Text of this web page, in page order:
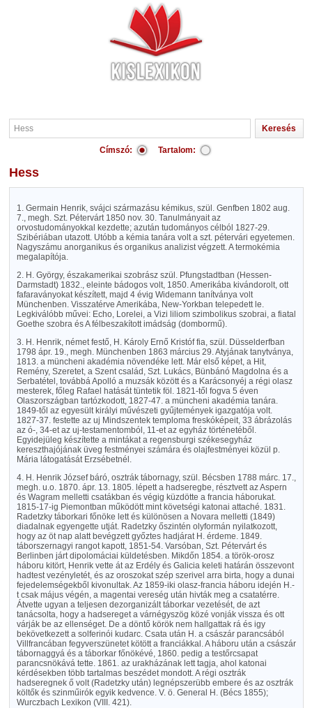
Címszó: Tartalom:
Hess
1. Germain Henrik, svájci származásu kémikus, szül. Genfben 1802 aug.
7., megh. Szt. Pétervárt 1850 nov. 30. Tanulmányait az
orvostudományokkal kezdette; azután tudományos célból 1827-29.
Szibériában utazott. Utóbb a kémia tanára volt a szt. pétervári egyetemen.
Nagyszámu anorganikus és organikus analizist végzett. A termokémia
megalapítója.
2. H. György, északamerikai szobrász szül. Pfungstadtban (Hessen-
Darmstadt) 1832., eleinte bádogos volt, 1850. Amerikába kivándorolt, ott
fafaraványokat készített, majd 4 évig Widemann tanítványa volt
Münchenben. Visszatérve Amerikába, New-Yorkban telepedett le.
Legkiválóbb művei: Echo, Lorelei, a Vizi liliom szimbolikus szobrai, a fiatal
Goethe szobra és A félbeszakított imádság (dombormű).
3. H. Henrik, német festő, H. Károly Ernő Kristóf fia, szül. Düsselderfban
1798 ápr. 19., megh. Münchenben 1863 március 29. Atyjának tanytványa,
1813. a müncheni akadémia növendéke lett. Már első képet, a Hit,
Remény, Szeretet, a Szent család, Szt. Lukács, Bünbánó Magdolna és a
Serbatétel, továbbá Apolló a muzsák között és a Karácsonyéj a régi olasz
mesterek, főleg Rafael hatását tüntetik föl. 1821-től fogva 5 éven
Olaszországban tartózkodott, 1827-47. a müncheni akadémia tanára.
1849-től az egyesült királyi művészeti gyűjtemények igazgatója volt.
1827-37. festette az uj Mindszentek temploma freskóképeit, 33 ábrázolás
az ó-, 34-et az uj-testamentomból, 11-et az egyház történetéből.
Egyidejüleg készítette a mintákat a regensburgi székesegyház
kereszthajójának üveg festményei számára és olajfestményei közül p.
Mária látogatását Erzsébetnél.
4. H. Henrik József báró, osztrák tábornagy, szül. Bécsben 1788 márc. 17.,
megh. u.o. 1870. ápr. 13. 1805. lépett a hadseregbe, résztvett az Aspern
és Wagram melletti csatákban és végig küzdötte a francia háborukat.
1815-17-ig Piemontban működött mint követségi katonai attaché. 1831.
Radetzky táborkari főnöke lett és különösen a Novara melletti (1849)
diadalnak egyengette utját. Radetzky őszintén olyformán nyilatkozott,
hogy az öt nap alatt bevégzett győztes hadjárat H. érdeme. 1849.
táborszernagyi rangot kapott, 1851-54. Varsóban, Szt. Pétervárt és
Berlinben járt dipolomáciai küldetésben. Mikdőn 1854. a török-orosz
háboru kitört, Henrik vette át az Erdély és Galicia keleti határán összevont
hadtest vezényletét, és az oroszokat szép szerivel arra birta, hogy a dunai
fejedelemségekből kivonultak. Az 1859-iki olasz-francia háboru idején H.-
t csak május végén, a magentai vereség után hivták meg a csatatérre.
Átvette ugyan a teljesen dezorganizált táborkar vezetését, de azt
tanácsolta, hogy a hadsereget a várnégyszög közé vonják vissza és ott
várják be az ellenséget. De a döntő körök nem hallgattak rá és igy
bekövetkezett a solferinói kudarc. Csata után H. a császár parancsából
Villfrancában fegyverszünetet kötött a franciákkal. A háboru után a császár
tábornaggyá és a táborkar főnökévé, 1860. pedig a testőrcsapat
parancsnökává tette. 1861. az urakházának lett tagja, ahol katonai
kérdésekben több tartalmas beszédet mondott. A régi osztrák
hadseregnek ő volt (Radetzky után) legnépszerübb embere és az osztrák
költők és szinműirók egyik kedvence. V. ö. General H. (Bécs 1855);
Wurczbach Lexikon (VIII. 421).